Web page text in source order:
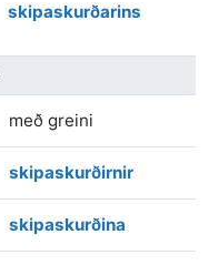
skipaskurðarins
með greini
skipaskurðirnir
skipaskurðina